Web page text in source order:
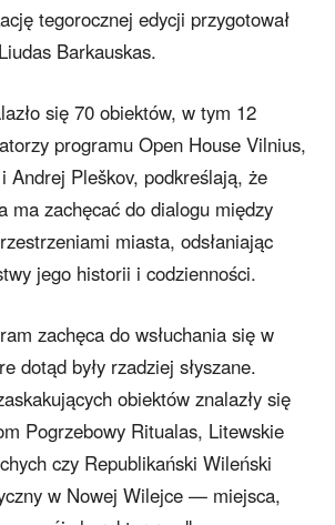
tegorocznej edycji przygotował
Barkauskas.
się 70 obiektów, w tym 12
programu Open House Vilnius,
Andrej Pleškov, podkreślają, że
ma zachęcać do dialogu między
miasta, odsłaniając
jego historii i codzienności.
zachęca do wsłuchania się w
dotąd były rzadziej słyszane.
obiektów znalazły się
Pogrzebowy Ritualas, Litewskie
czy Republikański Wileński
w Nowej Wilejce — miejsca,